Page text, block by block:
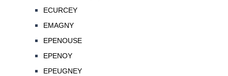
ECURCEY
EMAGNY
EPENOUSE
EPENOY
EPEUGNEY